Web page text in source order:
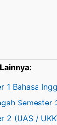
1 Bahasa
Semester
2 (UAS /